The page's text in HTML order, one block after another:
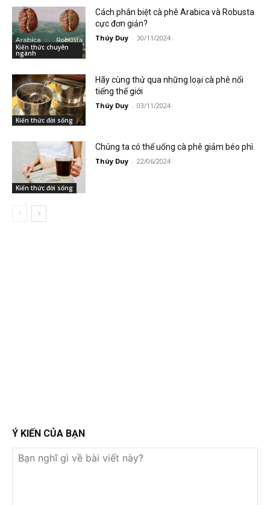
Kiến thức chuyên
ngành
Cách phân biệt cà phê Arabica và Robusta
cực đơn giản?
Thúy Duy - 30/11/2024
Kiến thức đời sống
Hãy cùng thử qua những loại cà phê nổi
tiếng thế giới
Thúy Duy - 03/11/2024
Kiến thức đời sống
Chúng ta có thể uống cà phê giảm béo phì
Thúy Duy - 22/06/2024
Ý KIẾN CỦA BẠN